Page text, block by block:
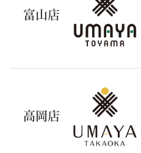
富山店
高岡店